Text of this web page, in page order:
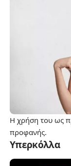
Η χρήση του ως
προφανής.
Υπερκόλλα